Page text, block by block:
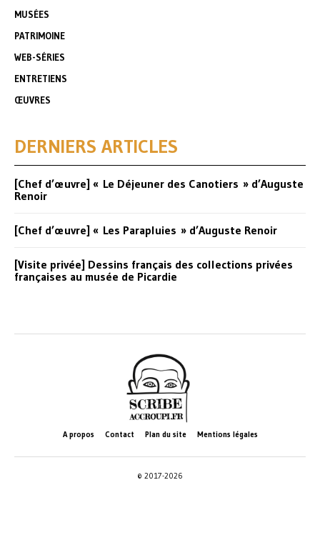
MUSÉES
PATRIMOINE
WEB-SÉRIES
ENTRETIENS
ŒUVRES
DERNIERS ARTICLES
[Chef d’œuvre] « Le Déjeuner des Canotiers » d’Auguste
Renoir
[Chef d’œuvre] « Les Parapluies » d’Auguste Renoir
[Visite privée] Dessins français des collections privées
françaises au musée de Picardie
A propos Contact Plan du site Mentions légales
© 2017-2026